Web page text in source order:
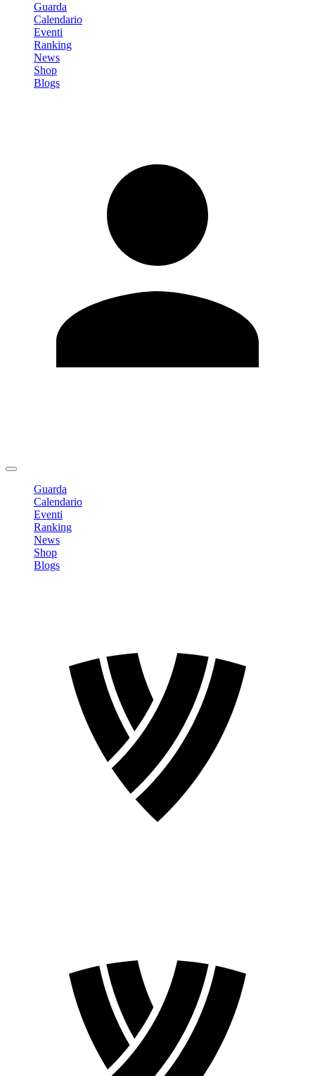
Guarda
Calendario
Eventi
Ranking
News
Shop
Blogs
Guarda
Calendario
Eventi
Ranking
News
Shop
Blogs